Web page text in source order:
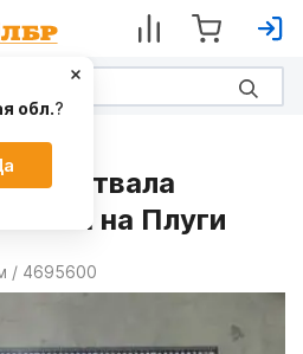
отвала
на Плуги
/ 4695600
обл.?